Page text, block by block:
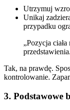
Utrzymuj
Unikaj
przypadku
„Pozycja
Tak, na prawdę.
kontrolowanie.
3. Podstawowe